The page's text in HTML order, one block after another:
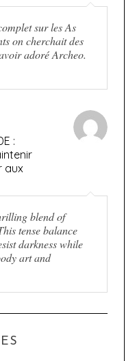
sur les As
on cherchait des
adoré Archeo.
:
aux
blend of
tense balance
darkness while
art and